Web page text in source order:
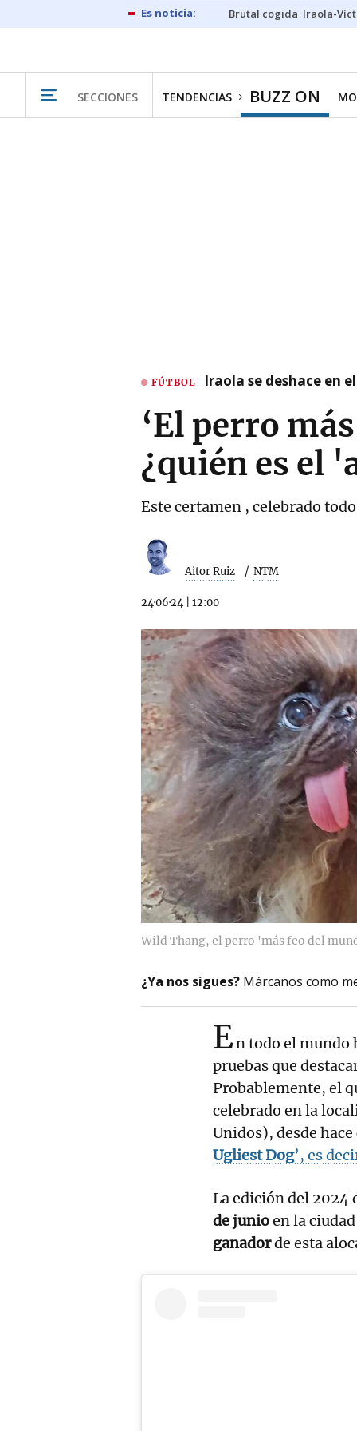
Brutal cogida Iraola-
SECCIONES TENDENCIAS BUZZ ON
FÚTBOL Iraola se deshace en
‘El perro
¿quién es el
Este certamen , celebrado
Aitor Ruiz NTM
24·06·24 12:00
Wild Thang, el perro 'más feo del
¿Ya nos sigues? Márcanos como
En todo el mundo
pruebas que
Probablemente, el
celebrado en la
Unidos), desde
Ugliest Dog’, es
La edición del 2024
de junioen la
ganadorde esta